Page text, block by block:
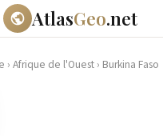
AtlasGeo.net
› Afrique de l'Ouest › Burkina Faso